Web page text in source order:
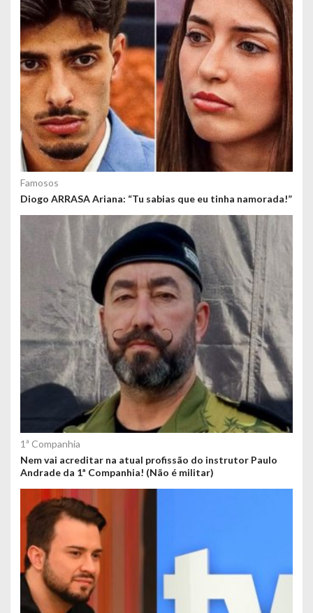
Famosos
Diogo ARRASA Ariana: “Tu sabias que eu tinha namorada!”
1ª Companhia
Nem vai acreditar na atual profissão do instrutor Paulo
Andrade da 1ª Companhia! (Não é militar)